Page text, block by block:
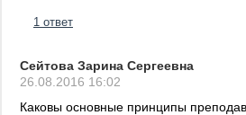
1 ответ
Сейтова Зарина Сергеевна
26.08.2016 16:02
Каковы основные принципы